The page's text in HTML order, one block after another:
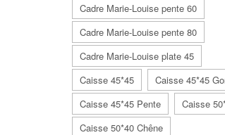
Cadre Marie-Louise pente 60
Cadre Marie-Louise pente 80
Cadre Marie-Louise plate 45
Caisse 45*45
Caisse 45*45
Caisse 45*45 Pente
Caisse
Caisse 50*40 Chêne